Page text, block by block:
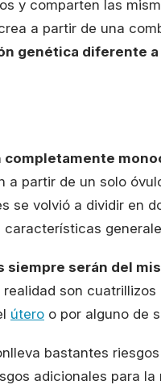
y comparten las
a partir de una
genética diferente a
partir de un solo
se volvió a dividir en
serán del
son cuatrillizos
útero o por alguno de
bastantes
adicionales para la